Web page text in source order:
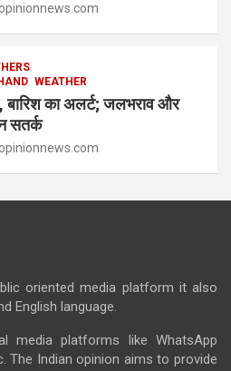
WEATHER
का अलर्ट; जलभराव और
सतर्क
oriented media platform it also
English language.
media platforms like WhatsApp
The Indian opinion aims to provide